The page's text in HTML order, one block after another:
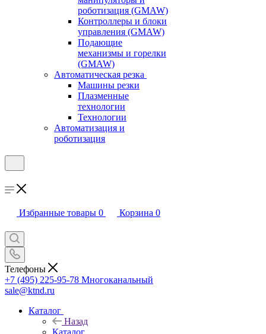
роботизация (GMAW)
Контроллеры и блоки
управления (GMAW)
Подающие
механизмы и горелки
(GMAW)
Автоматическая резка
Машины резки
Плазменные
технологии
Технологии
Автоматизация и
роботизация
Избранные товары 0 Корзина 0
Телефоны
+7 (495) 225-95-78 Многоканальный
sale@ktnd.ru
Каталог
Назад
Каталог